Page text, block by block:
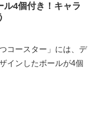
ル4個付き！キャラ
コースター」には、デ
インしたボールが4個